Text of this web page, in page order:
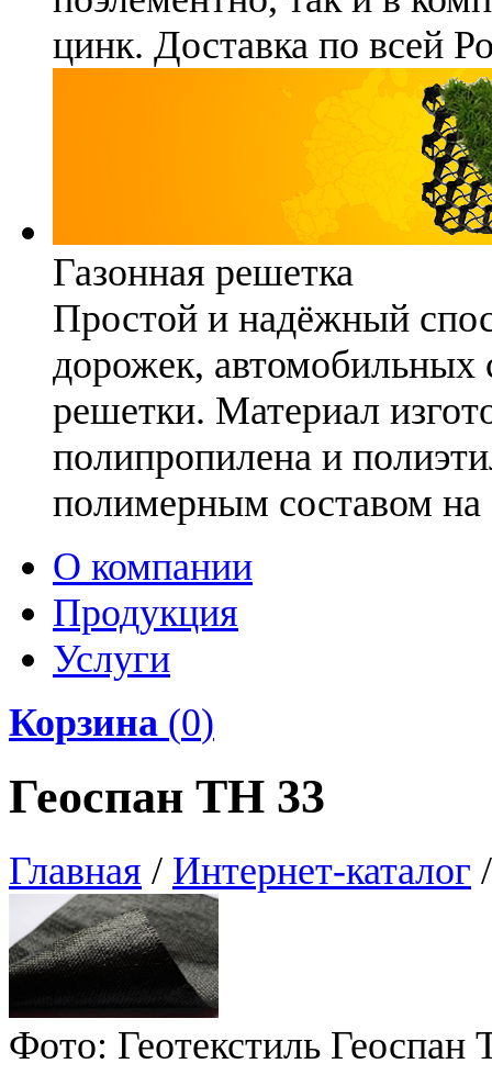
цинк. Доставка по всей
Газонная решетка
Простой и надёжный
дорожек, автомобильных
решетки. Материал
полипропилена и
полимерным составом на
О компании
Продукция
Услуги
Корзина (0)
Геоспан ТН 33
Главная / Интернет-каталог /
Фото: Геотекстиль Геоспан